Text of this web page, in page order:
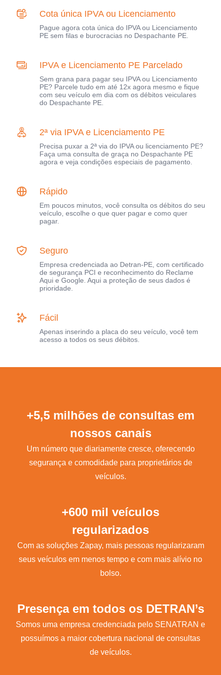
Cota única IPVA ou Licenciamento
Pague agora cota única do IPVA ou Licenciamento
PE sem filas e burocracias no Despachante PE.
IPVA e Licenciamento PE Parcelado
Sem grana para pagar seu IPVA ou Licenciamento
PE? Parcele tudo em até 12x agora mesmo e fique
com seu veículo em dia com os débitos veiculares
do Despachante PE.
2ª via IPVA e Licenciamento PE
Precisa puxar a 2ª via do IPVA ou licenciamento PE?
Faça uma consulta de graça no Despachante PE
agora e veja condições especiais de pagamento.
Rápido
Em poucos minutos, você consulta os débitos do seu
veículo, escolhe o que quer pagar e como quer
pagar.
Seguro
Empresa credenciada ao Detran-PE, com certificado
de segurança PCI e reconhecimento do Reclame
Aqui e Google. Aqui a proteção de seus dados é
prioridade.
Fácil
Apenas inserindo a placa do seu veículo, você tem
acesso a todos os seus débitos.
+5,5 milhões de consultas em
nossos canais
Um número que diariamente cresce, oferecendo
segurança e comodidade para proprietários de
veículos.
+600 mil veículos
regularizados
Com as soluções Zapay, mais pessoas regularizaram
seus veículos em menos tempo e com mais alívio no
bolso.
Presença em todos os DETRAN’s
Somos uma empresa credenciada pelo SENATRAN e
possuímos a maior cobertura nacional de consultas
de veículos.